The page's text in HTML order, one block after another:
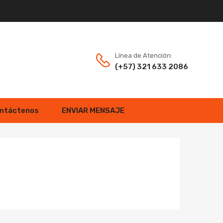
Línea de Atención:
(+57) 321 633 2086
ENVIAR MENSAJE